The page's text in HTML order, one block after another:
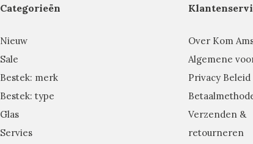
Categorieën
Nieuw
Sale
Bestek: merk
Bestek: type
Glas
Servies
Over Kom
Algemene
Privacy Beleid
Verzenden &
retourneren